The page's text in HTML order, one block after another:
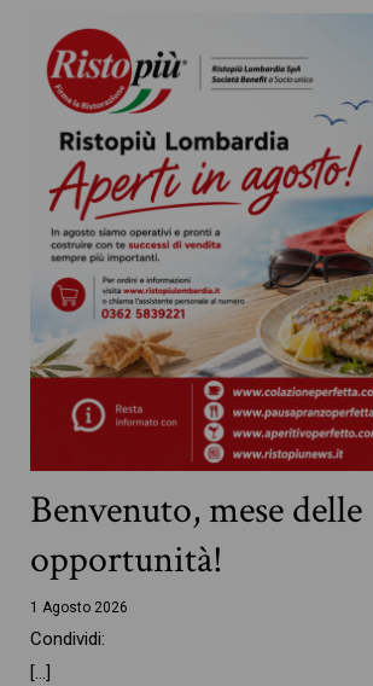
Benvenuto, mese delle
opportunità!
1 Agosto 2026
Condividi:
[…]